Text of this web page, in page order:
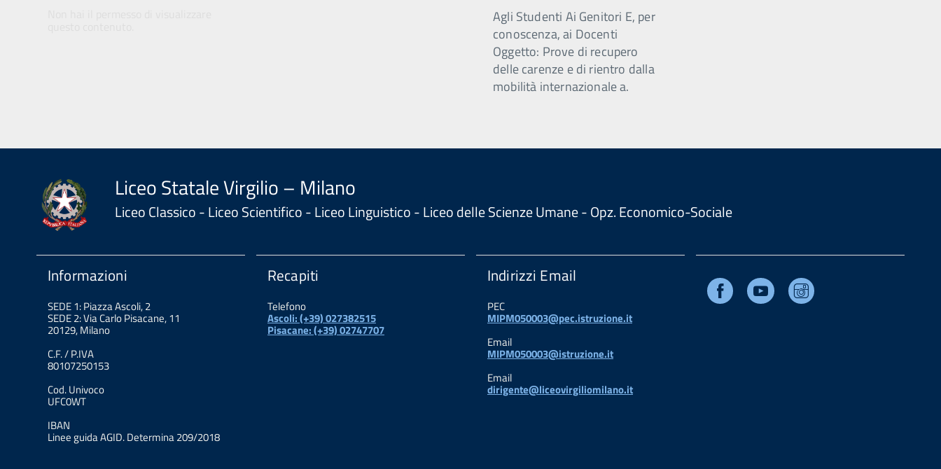
Agli Studenti Ai Genitori E, per
conoscenza, ai Docenti
Oggetto: Prove di recupero
delle carenze e di rientro dalla
mobilità internazionale a.
Liceo Statale Virgilio – Milano
Liceo Classico - Liceo Scientifico - Liceo Linguistico - Liceo delle Scienze Umane - Opz. Economico-Sociale
Informazioni
SEDE 1: Piazza Ascoli, 2
SEDE 2: Via Carlo Pisacane, 11
20129, Milano
C.F. / P.IVA
80107250153
Cod. Univoco
UFC0WT
IBAN
Linee guida AGID. Determina 209/2018
Recapiti
Telefono
Ascoli: (+39) 027382515
Pisacane: (+39) 02747707
Indirizzi Email
PEC
MIPM050003@pec.istruzione.it
Email
MIPM050003@istruzione.it
Email
dirigente@liceovirgiliomilano.it
Facebook Youtube